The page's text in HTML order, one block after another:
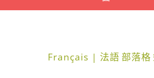
Français | 法語 部落格